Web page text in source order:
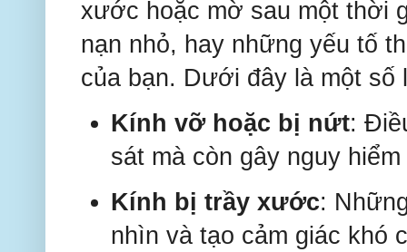
xước hoặc mờ sau một thời
nạn nhỏ, hay những yếu tố
của bạn. Dưới đây là một số
Kính vỡ hoặc bị nứt:
sát mà còn gây nguy
Kính bị trầy xước:
nhìn và tạo cảm giác khó